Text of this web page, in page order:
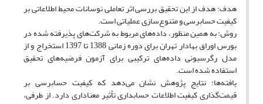
هدف: هدف از این تحقیق بررسی اثر تعاملی نوسانات محیط اطلاعاتی بر
کیفیت حسابرسی و متنوع‌‌سازی عملیاتی است.
روش: به همین منظور، داده‌های مربوط به شرکت‌های پذیرفته شده در
بورس اوراق بهادار تهران برای دوره زمانی 1388 تا 1397 استخراج و از
مدل رگرسیونی داده‌های ترکیبی برای آزمون فرضیه‌های تحقیق
استفاده شده است.
یافته‌ها: نتایج پژوهش نشان می‌دهد که کیفیت حسابرسی بر
قیمت‌گذاری کیفیت اطلاعات حسابداری تأثیر معناداری دارد. از طرفی،